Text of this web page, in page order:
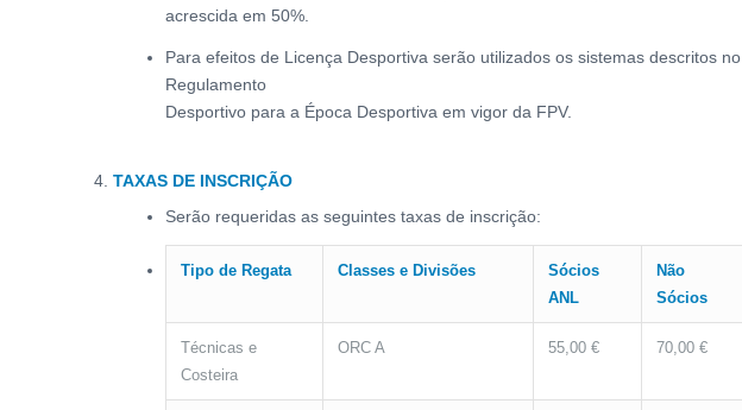
acrescida em 50%.
Para efeitos de Licença Desportiva serão utilizados os sistemas descritos no
Regulamento
Desportivo para a Época Desportiva em vigor da FPV.
TAXAS DE INSCRIÇÃO
Serão requeridas as seguintes taxas de inscrição:
Tipo de Regata Classes e Divisões
Sócios
ANL
Não
Sócios
Técnicas e
Costeira
ORC A 55,00 € 70,00 €